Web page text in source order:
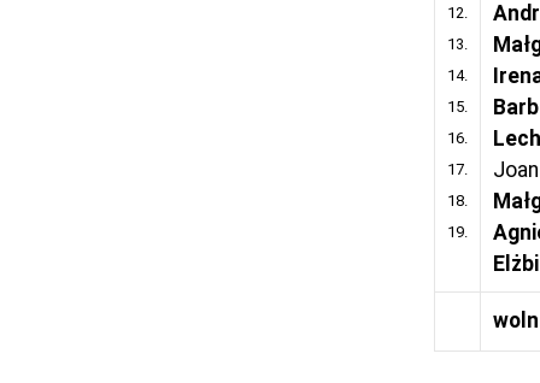
12.
13.
14.
15.
16.
17.
18.
19.
Lech